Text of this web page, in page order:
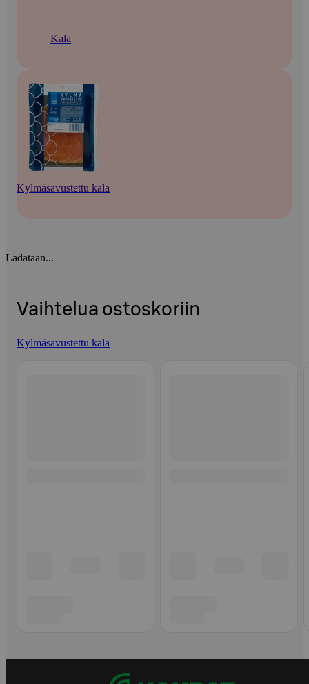
Kala
Kylmäsavustettu kala
Ladataan...
Vaihtelua ostoskoriin
Kylmäsavustettu kala